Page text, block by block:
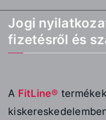
Jogi
fizetésről és
A FitLine®